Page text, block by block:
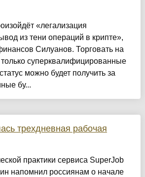
«легализация
из тени операций в крипте»,
Силуанов. Торговать на
суперквалифицированные
можно будет получить за
бу...
трехдневная рабочая
практики сервиса SuperJob
напомнил россиянам о начале